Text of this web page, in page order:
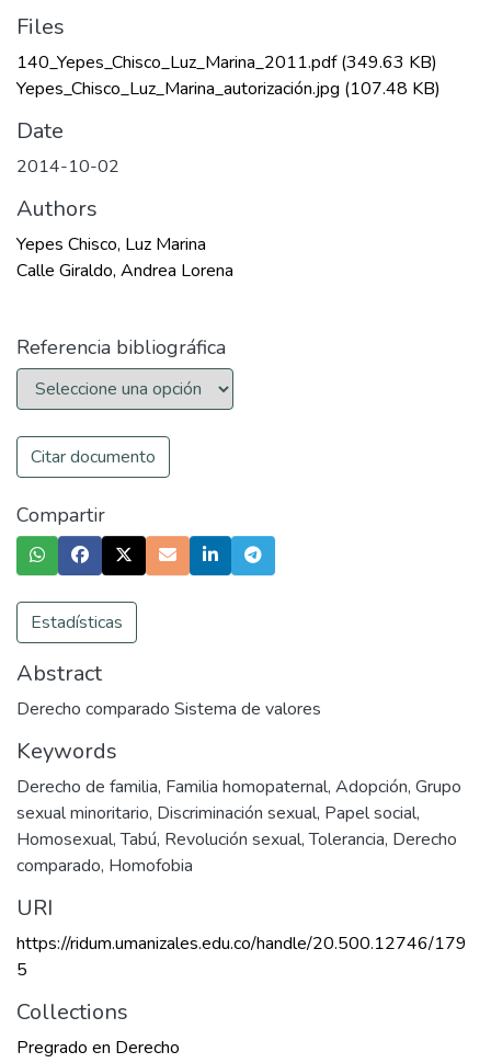
Files
140_Yepes_Chisco_Luz_Marina_2011.pdf(349.63 KB)
Yepes_Chisco_Luz_Marina_autorización.jpg (107.48 KB)
Date
2014-10-02
Authors
Yepes Chisco, Luz Marina
Calle Giraldo, Andrea Lorena
Referencia bibliográfica
Citar documento
Compartir
Estadísticas
Abstract
Derecho comparado Sistema de valores
Keywords
Derecho de familia, Familia homopaternal, Adopción, Grupo
sexual minoritario, Discriminación sexual, Papel social,
Homosexual,Tabú, Revolución sexual,Tolerancia, Derecho
comparado, Homofobia
URI
https://ridum.umanizales.edu.co/handle/20.500.12746/179
5
Collections
Pregrado en Derecho